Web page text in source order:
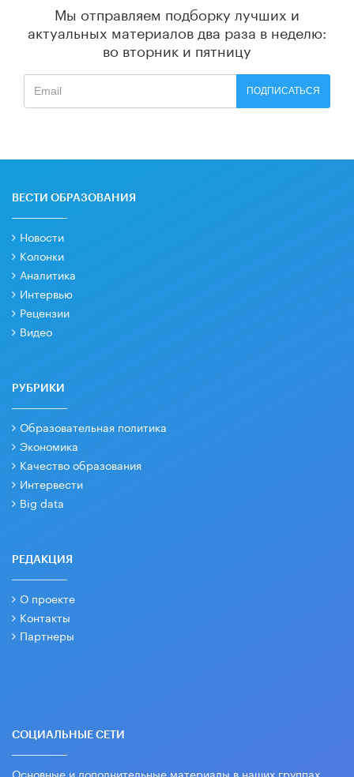
Мы отправляем подборку лучших и
актуальных материалов два раза в неделю:
во вторник и пятницу
ПОДПИСАТЬСЯ
ВЕСТИ ОБРАЗОВАНИЯ
Новости
Колонки
Аналитика
Интервью
Рецензии
Видео
РУБРИКИ
Образовательная политика
Экономика
Качество образования
Интервести
Big data
РЕДАКЦИЯ
О проекте
Контакты
Партнеры
СОЦИАЛЬНЫЕ СЕТИ
Основные и дополнительные материалы в наших группах